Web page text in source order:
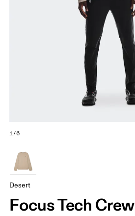
1/6
Desert
Focus Tech Crew